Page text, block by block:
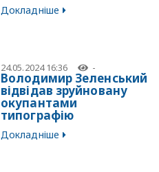
Докладніше
24.05.2024 16:36 -
Володимир Зеленський
відвідав зруйновану
окупантами
типографію
Докладніше